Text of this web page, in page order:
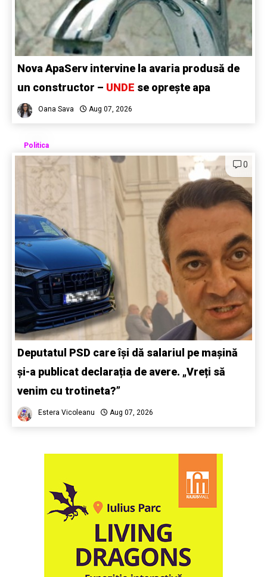
Nova ApaServ intervine la avaria produsă de
un constructor – UNDE se oprește apa
Oana Sava Aug 07, 2026
Politica
0
Deputatul PSD care își dă salariul pe mașină
și-a publicat declarația de avere. „Vreți să
venim cu trotineta?”
Estera Vicoleanu Aug 07, 2026